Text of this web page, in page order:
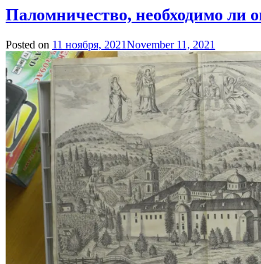
Паломничество, необходимо ли
Posted on 11 ноября, 2021November 11, 2021
admin